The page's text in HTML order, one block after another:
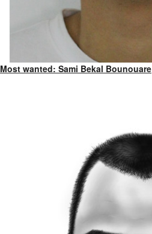
Most wanted: Sami Bekal Bounouare